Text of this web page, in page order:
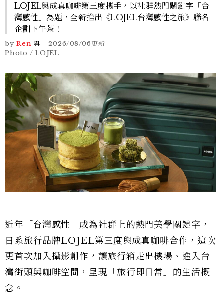
LOJEL與成真咖啡第三度攜手，以社群熱門關鍵字「台
灣感性」為題，全新推出《LOJEL台灣感性之旅》聯名
企劃下午茶！
by Ren與 -2026/08/06更新
Photo / LOJEL
近年「台灣感性」成為社群上的熱門美學關鍵字，
日系旅行品牌LOJEL第三度與成真咖啡合作，這次
更首次加入攝影創作，讓旅行箱走出機場、進入台
灣街頭與咖啡空間，呈現「旅行即日常」的生活概
念。